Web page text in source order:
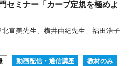
セミナー「カーブ定規を極めよ
直美先生、横井由紀先生、福田浩子
動画配信・通信講座 教材のみ